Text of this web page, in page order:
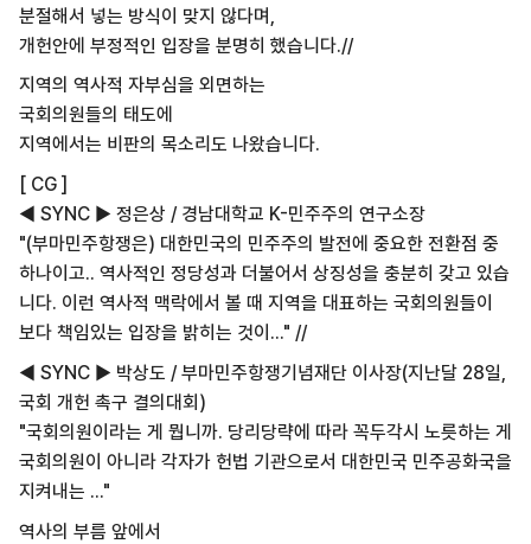
분절해서 넣는 방식이 맞지 않다며,
개헌안에 부정적인 입장을 분명히 했습니다.//
지역의 역사적 자부심을 외면하는
국회의원들의 태도에
지역에서는 비판의 목소리도 나왔습니다.
[ CG ]
◀ SYNC ▶ 정은상 / 경남대학교 K-민주주의 연구소장
"(부마민주항쟁은) 대한민국의 민주주의 발전에 중요한 전환점 중
하나이고.. 역사적인 정당성과 더불어서 상징성을 충분히 갖고 있습
니다. 이런 역사적 맥락에서 볼 때 지역을 대표하는 국회의원들이
보다 책임있는 입장을 밝히는 것이..." //
◀ SYNC ▶ 박상도 / 부마민주항쟁기념재단 이사장(지난달 28일,
국회 개헌 촉구 결의대회)
"국회의원이라는 게 뭡니까. 당리당략에 따라 꼭두각시 노릇하는 게
국회의원이 아니라 각자가 헌법 기관으로서 대한민국 민주공화국을
지켜내는 ..."
역사의 부름 앞에서